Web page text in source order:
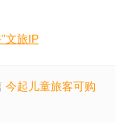
文旅IP
今起儿童旅客可购